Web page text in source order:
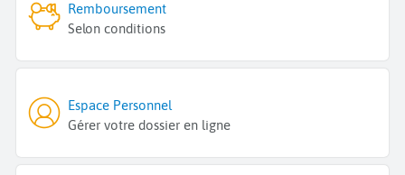
Remboursement
Selon conditions
Espace Personnel
Gérer votre dossier en ligne